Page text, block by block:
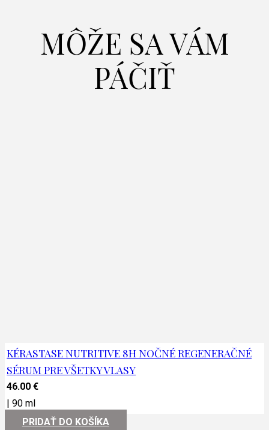
MÔŽE SA VÁM
PÁČIŤ
KÉRASTASE NUTRITIVE 8H NOČNÉ REGENERAČNÉ
SÉRUM PRE VŠETKY VLASY
46.00€
|90 ml
PRIDAŤ DO KOŠÍKA